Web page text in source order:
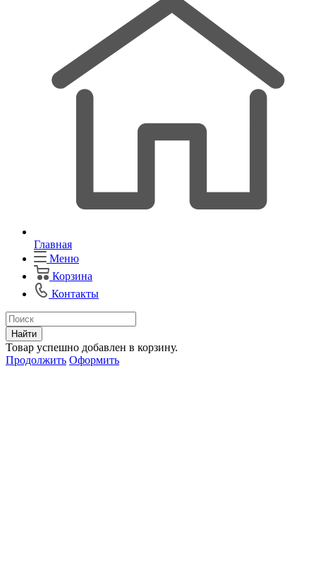
Главная
Меню
Корзина
Контакты
Найти
Товар успешно добавлен в корзину.
Продолжить Оформить